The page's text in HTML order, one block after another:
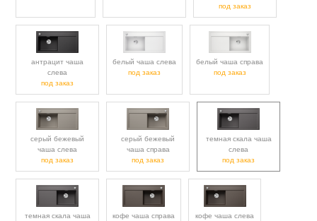
под заказ
антрацит чаша
слева
под заказ
белый чаша слева
под заказ
белый чаша справа
под заказ
серый бежевый
чаша слева
под заказ
серый бежевый
чаша справа
под заказ
темная скала чаша
слева
под заказ
темная скала чаша
кофе чаша справа
кофе чаша слева